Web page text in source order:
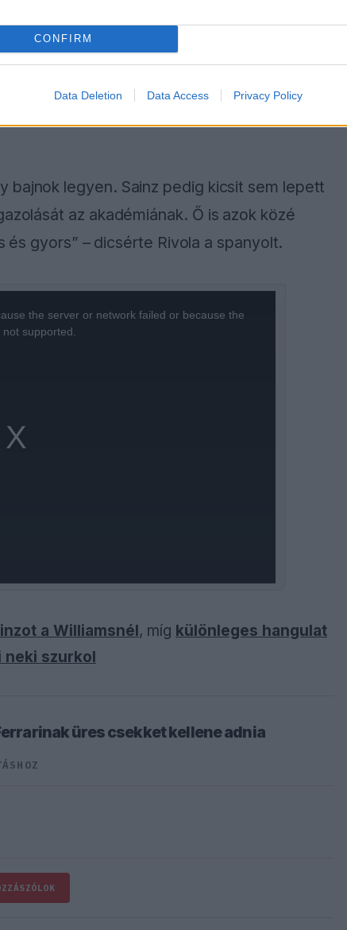
CONFIRM
Data Deletion Data Access Privacy Policy
16 éves kora óta követem, és már ekkor
kilométerek számában, ami a különbséget
ő tette csalódást keltővé Ricciardo
bajnok legyen. Sainz pedig kicsit sem lepett
az akadémiának. Ő is azok közé
gyors” – dicsérte Rivola a spanyolt.
the server or network failed or because the
not supported.
a Williamsnél, míg különleges hangulat
neki szurkol
üres csekket kellene adnia